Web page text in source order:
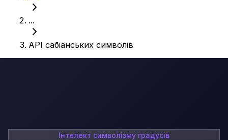
...
API сабіанських символів
Інтелект символізму градусів